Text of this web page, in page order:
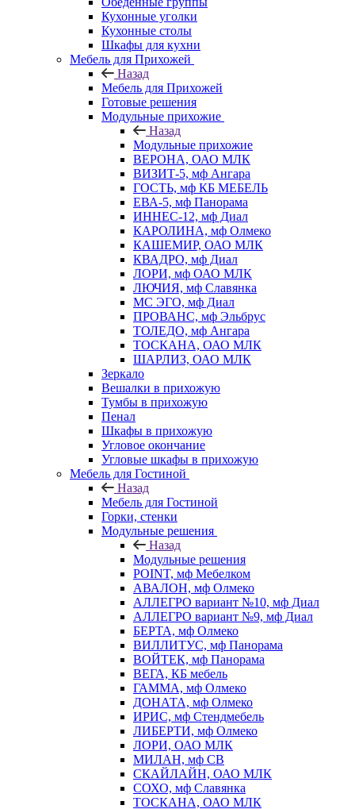
Кухонные уголки
Кухонные столы
Шкафы для кухни
Мебель для Прихожей
Назад
Мебель для Прихожей
Готовые решения
Модульные прихожие
Назад
Модульные прихожие
ВЕРОНА, ОАО МЛК
ВИЗИТ-5, мф Ангара
ГОСТЬ, мф КБ МЕБЕЛЬ
ЕВА-5, мф Панорама
ИННЕС-12, мф Диал
КАРОЛИНА, мф Олмеко
КАШЕМИР, ОАО МЛК
КВАДРО, мф Диал
ЛОРИ, мф ОАО МЛК
ЛЮЧИЯ, мф Славянка
МС ЭГО, мф Диал
ПРОВАНС, мф Эльбрус
ТОЛЕДО, мф Ангара
ТОСКАНА, ОАО МЛК
ШАРЛИЗ, ОАО МЛК
Зеркало
Вешалки в прихожую
Тумбы в прихожую
Пенал
Шкафы в прихожую
Угловое окончание
Угловые шкафы в прихожую
Мебель для Гостиной
Назад
Мебель для Гостиной
Горки, стенки
Модульные решения
Назад
Модульные решения
POINT, мф Мебелком
АВАЛОН, мф Олмеко
АЛЛЕГРО вариант №10, мф Диал
АЛЛЕГРО вариант №9, мф Диал
БЕРТА, мф Олмеко
ВИЛЛИТУС, мф Панорама
ВОЙТЕК, мф Панорама
ВЕГА, КБ мебель
ГАММА, мф Олмеко
ДОНАТА, мф Олмеко
ИРИС, мф Стендмебель
ЛИБЕРТИ, мф Олмеко
ЛОРИ, ОАО МЛК
МИЛАН, мф СВ
СКАЙЛАЙН, ОАО МЛК
СОХО, мф Славянка
ТОСКАНА, ОАО МЛК